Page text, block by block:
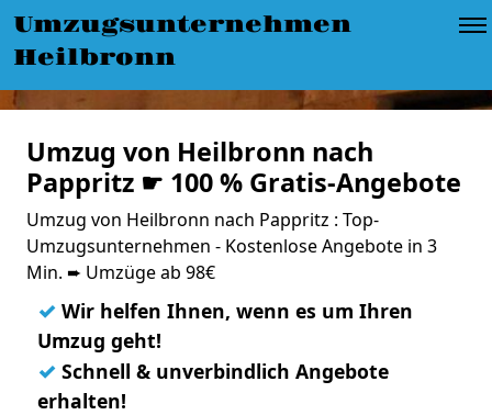
Umzugsunternehmen
Heilbronn
Umzug von Heilbronn nach
Pappritz ☛ 100 % Gratis-Angebote
Umzug von Heilbronn nach Pappritz : Top-
Umzugsunternehmen - Kostenlose Angebote in 3
Min. ➨ Umzüge ab 98€
✓ Wir helfen Ihnen, wenn es um Ihren
Umzug geht!
✓ Schnell & unverbindlich Angebote
erhalten!